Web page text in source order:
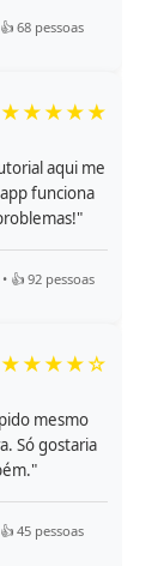
68 pessoas
★★★★★
aqui me
funciona
👍 92 pessoas
★★★★☆
mesmo
Só gostaria
45 pessoas